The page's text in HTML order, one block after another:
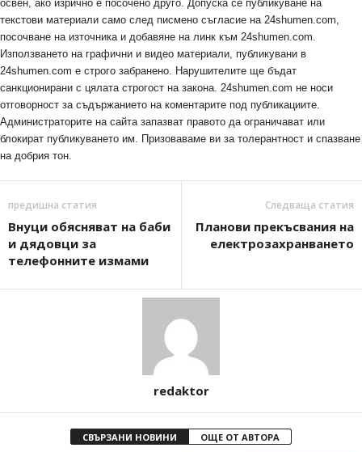
освен, ако изрично е посочено друго. Допуска се публикуване на
текстови материали само след писмено съгласие на 24shumen.com,
посочване на източника и добавяне на линк към 24shumen.com.
Използването на графични и видео материали, публикувани в
24shumen.com е строго забранено. Нарушителите ще бъдат
санкционирани с цялата строгост на закона. 24shumen.com не носи
отговорност за съдържанието на коментарите под публикациите.
Администраторите на сайта запазват правото да ограничават или
блокират публикуването им. Призоваваме ви за толерантност и спазване
на добрия тон.
предишна статия
Внуци обясняват на баби
и дядовци за
телефонните измами
Следваща статия
Планови прекъсвания на
електрозахранването
redaktor
СВЪРЗАНИ НОВИНИ ОЩЕ ОТ АВТОРА